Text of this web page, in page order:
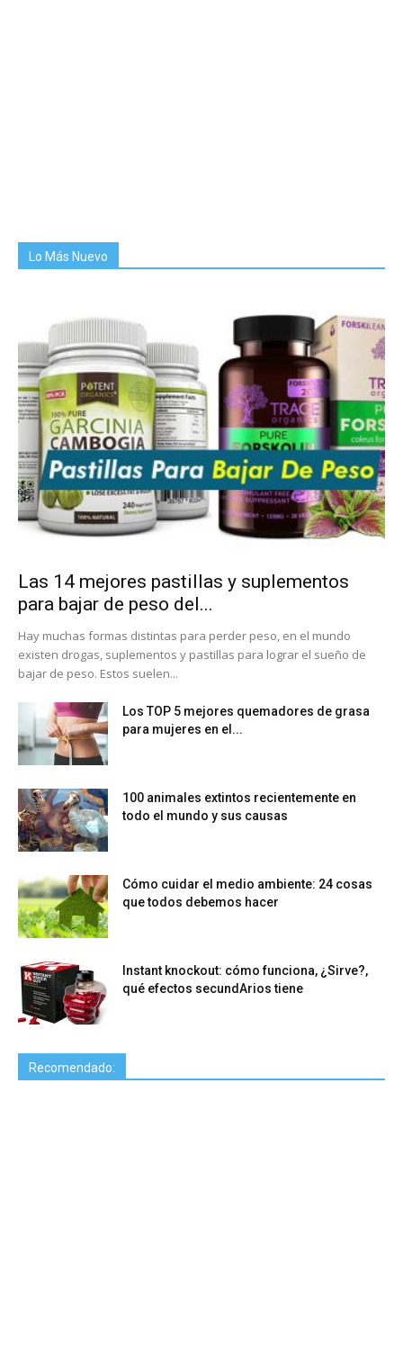
Lo Más Nuevo
Las 14 mejores pastillas y suplementos
para bajar de peso del...
Hay muchas formas distintas para perder peso, en el mundo
existen drogas, suplementos y pastillas para lograr el sueño de
bajar de peso. Estos suelen...
Los TOP 5 mejores quemadores de grasa
para mujeres en el...
100 animales extintos recientemente en
todo el mundo y sus causas
Cómo cuidar el medio ambiente: 24 cosas
que todos debemos hacer
Instant knockout: cómo funciona, ¿Sirve?,
qué efectos secundArios tiene
Recomendado: